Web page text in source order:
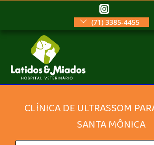
(71) 3385-4455
CLÍNICA DE ULTRASSOM
SANTA MÔNICA